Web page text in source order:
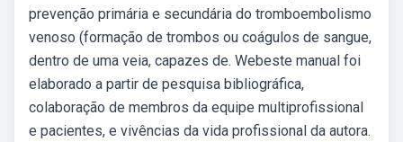
prevenção primária e secundária do tromboembolismo
venoso (formação de trombos ou coágulos de sangue,
dentro de uma veia, capazes de. Webeste manual foi
elaborado a partir de pesquisa bibliográfica,
colaboração de membros da equipe multiprofissional
e pacientes, e vivências da vida profissional da autora.